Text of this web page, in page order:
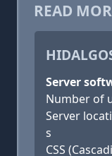
READ
Server
Number of
Server
s
CSS